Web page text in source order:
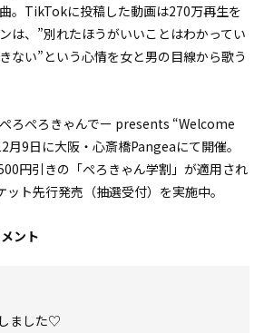
。TikTokに投稿した動画は270万再生を
は、”別れたほうがいいことはわかってい
ない”という心情を女と男の目線から歌う
ろぺろきゃんでー presents “Welcome
月9日に大阪・心斎橋Pangeaにて開催。
円引きの「ぺろきゃん学割」が適用され
ト先行発売（抽選受付）を実施中。
ント
ました♡